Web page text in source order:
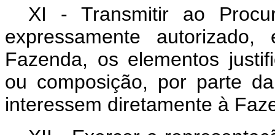
XI - Transmitir ao
expressamente
Fazenda, os elementos
ou composição, por parte
interessem diretamente à